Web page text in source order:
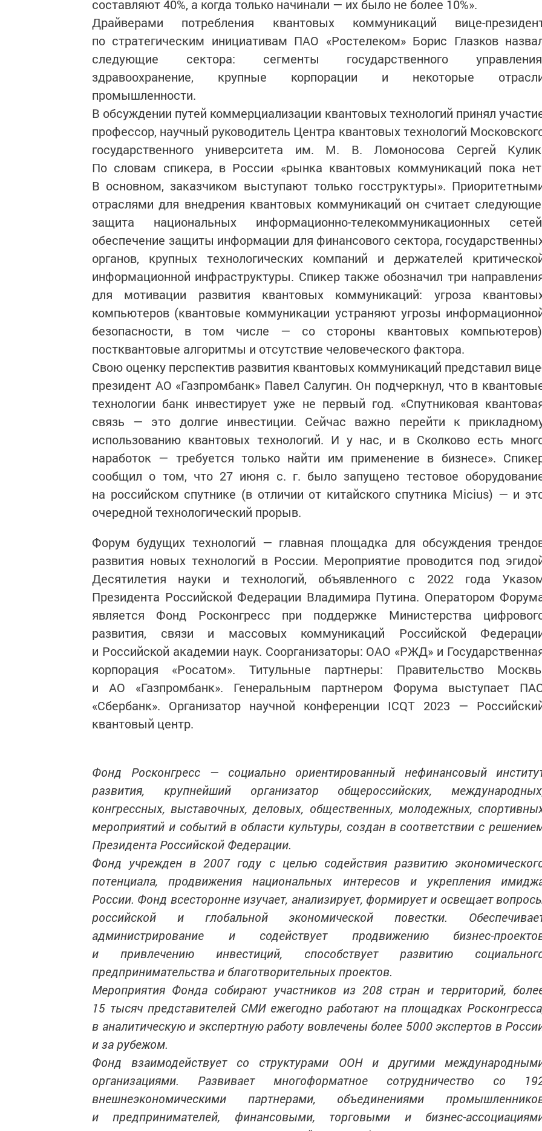
составляют 40%, а когда только начинали — их было не более 10%».
Драйверами потребления квантовых коммуникаций вице-
по стратегическим инициативам ПАО «Ростелеком» Борис Глазков
следующие сектора: сегменты государственного
здравоохранение, крупные корпорации и некоторые
промышленности.
В обсуждении путей коммерциализации квантовых технологий принял
профессор, научный руководитель Центра квантовых технологий
государственного университета им. М. В. Ломоносова Сергей
По словам спикера, в России «рынка квантовых коммуникаций пока
В основном, заказчиком выступают только госструктуры».
отраслями для внедрения квантовых коммуникаций он считает
защита национальных информационно-телекоммуникационных
обеспечение защиты информации для финансового сектора,
органов, крупных технологических компаний и держателей
информационной инфраструктуры. Спикер также обозначил три
для мотивации развития квантовых коммуникаций: угроза
компьютеров (квантовые коммуникации устраняют угрозы
безопасности, в том числе — со стороны квантовых
постквантовые алгоритмы и отсутствие человеческого фактора.
Свою оценку перспектив развития квантовых коммуникаций представил
президент АО «Газпромбанк» Павел Салугин. Он подчеркнул, что в
технологии банк инвестирует уже не первый год. «Спутниковая
связь — это долгие инвестиции. Сейчас важно перейти к
использованию квантовых технологий. И у нас, и в Сколково есть
наработок — требуется только найти им применение в бизнесе».
сообщил о том, что 27 июня с. г. было запущено тестовое
на российском спутнике (в отличии от китайского спутника Micius) — и
очередной технологический прорыв.
Форум будущих технологий — главная площадка для обсуждения
развития новых технологий в России. Мероприятие проводится под
Десятилетия науки и технологий, объявленного с 2022 года
Президента Российской Федерации Владимира Путина. Оператором
является Фонд Росконгресс при поддержке Министерства
развития, связи и массовых коммуникаций Российской
и Российской академии наук. Соорганизаторы: ОАО «РЖД» и
корпорация «Росатом». Титульные партнеры: Правительство
и АО «Газпромбанк». Генеральным партнером Форума выступает
«Сбербанк». Организатор научной конференции ICQT 2023 —
квантовый центр.
Фонд Росконгресс — социально ориентированный нефинансовый
развития, крупнейший организатор общероссийских,
конгрессных, выставочных, деловых, общественных, молодежных,
мероприятий и событий в области культуры, создан в соответствии с
Президента Российской Федерации.
Фонд учрежден в 2007 году с целью содействия развитию
потенциала, продвижения национальных интересов и укрепления
России. Фонд всесторонне изучает, анализирует, формирует и освещает
российской и глобальной экономической повестки.
администрирование и содействует продвижению бизнес-
и привлечению инвестиций, способствует развитию
предпринимательства и благотворительных проектов.
Мероприятия Фонда собирают участников из 208 стран и территорий,
15 тысяч представителей СМИ ежегодно работают на площадках
в аналитическую и экспертную работу вовлечены более 5000 экспертов в
и за рубежом.
Фонд взаимодействует со структурами ООН и другими
организациями. Развивает многоформатное сотрудничество со
внешнеэкономическими партнерами, объединениями
и предпринимателей, финансовыми, торговыми и бизнес-